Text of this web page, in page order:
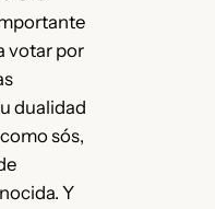
votar por
dualidad
sós,
Y